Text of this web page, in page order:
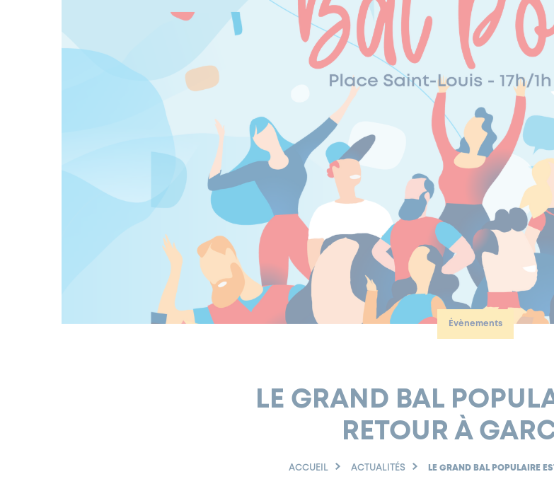
Évènements
LE GRAND BAL
RETOUR À
ACCUEIL ACTUALITÉS LE GRAND BAL POPULAIRE